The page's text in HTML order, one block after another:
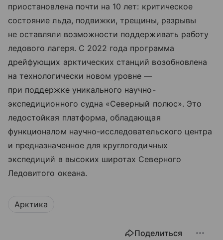
приостановлена почти на 10 лет: критическое
состояние льда, подвижки, трещины, разрывы
не оставляли возможности поддерживать работу
ледового лагеря. С 2022 года программа
дрейфующих арктических станций возобновлена
на технологически новом уровне —
при поддержке уникального научно-
экспедиционного судна «Северный полюс». Это
ледостойкая платформа, обладающая
функционалом научно-исследовательского центра
и предназначенное для круглогодичных
экспедиций в высоких широтах Северного
Ледовитого океана.
Арктика
Поделиться